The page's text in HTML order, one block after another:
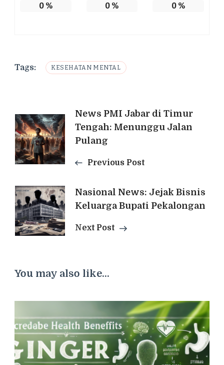
0% 0 % 0 %
Tags: KESEHATAN MENTAL
Post
Navigation
News PMI Jabar di Timur
Tengah: Menunggu Jalan
Pulang
Previous Post
Nasional News: Jejak Bisnis
Keluarga Bupati Pekalongan
Next Post
You may also like...